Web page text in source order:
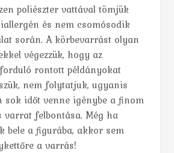
poliészter vattával tömjük
és nem csomósodik
során. A körbevarrást olyan
végezzük, hogy az
rontott példányokat
nem folytatjuk, ugyanis
sok időt venne igénybe a finom
varrat felbontása. Még ha
bele a figurába, akkor sem
a varrás!